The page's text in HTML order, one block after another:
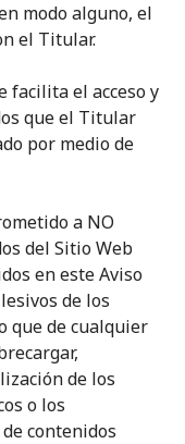
modo alguno, el
el Titular.
facilita el acceso y
que el Titular
por medio de
a NO
del Sitio Web
en este Aviso
de los
que de cualquier
de los
o los
contenidos